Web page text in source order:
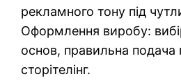
рекламного тону під
Оформлення виробу:
основ, правильна подача
сторітелінг.